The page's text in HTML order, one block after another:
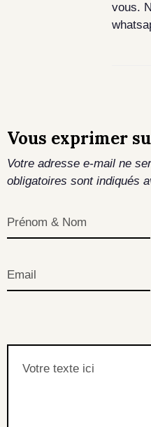
vous.
Vous exprimer
Votre adresse e-mail ne
obligatoires sont indiqués